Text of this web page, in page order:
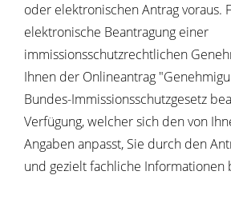
oder elektronischen Antrag voraus.
elektronische Beantragung einer
immissionsschutzrechtlichen
Ihnen der Onlineantrag
Bundes-Immissionsschutzgesetz
Verfügung, welcher sich den von
Angaben anpasst, Sie durch den
und gezielt fachliche Informationen